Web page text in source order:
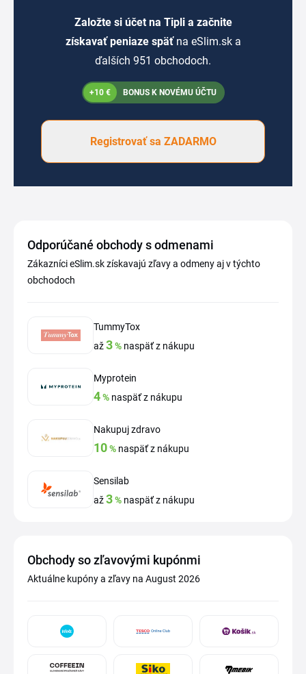
Založte si účet na Tipli a začnite
získavať peniaze späť na eSlim.sk a
ďalších 951 obchodoch.
+10 € BONUS K NOVÉMU ÚČTU
Registrovať sa ZADARMO
Odporúčané obchody s odmenami
Zákazníci eSlim.sk získavajú zľavy a odmeny aj v týchto
obchodoch
TummyTox
až3% naspäť z nákupu
Myprotein
4% naspäť z nákupu
Nakupuj zdravo
10% naspäť z nákupu
Sensilab
až3% naspäť z nákupu
Obchody so zľavovými kupónmi
Aktuálne kupóny a zľavy na August 2026